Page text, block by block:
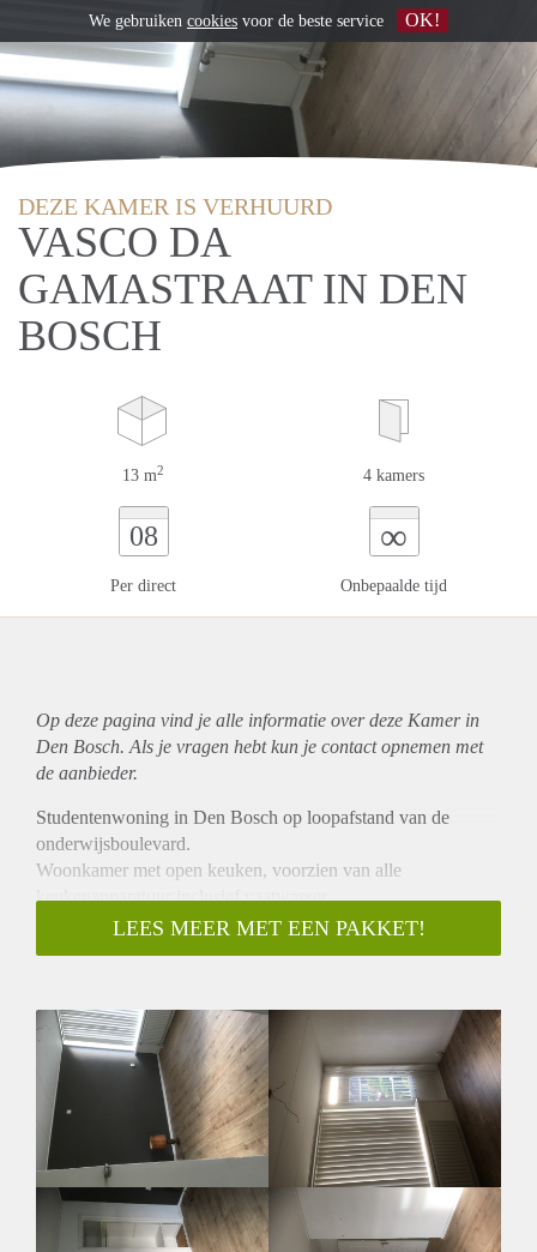
DEZE KAMER IS VERHUURD
VASCO DA
GAMASTRAAT IN DEN
BOSCH
13 m2 4 kamers
08
Per direct
∞
Onbepaalde tijd
Op deze pagina vind je alle informatie over deze Kamer in
Den Bosch. Als je vragen hebt kun je contact opnemen met
de aanbieder.
Studentenwoning in Den Bosch op loopafstand van de
onderwijsboulevard.
Woonkamer met open keuken, voorzien van alle
keukenapparatuur inclusief vaatwasser.
2x losse toiletten, 1x bgg en 1x 1e verdieping. Badkamer
voorzien van wastafel en douche.
Gezamenlijke tuin met berging en toegang achterom. Gratis
parkeren voor de deur.
1e kamer is reeds verhuurd;
2e kamer ca. 13m2, voorzien van een inbouwkast en heeft
toegang tot gedeeld balkon;
3e kamer ca. 9m2, voorzien van wastafel en heeft toegang tot
gedeeld balkon.
4e kamer is reeds verhuurd.
Kamers zijn gestoffeerd. Woonkamer en keuken zijn reeds
LEES MEER MET EEN PAKKET!
We gebruiken cookies voor de beste service OK!